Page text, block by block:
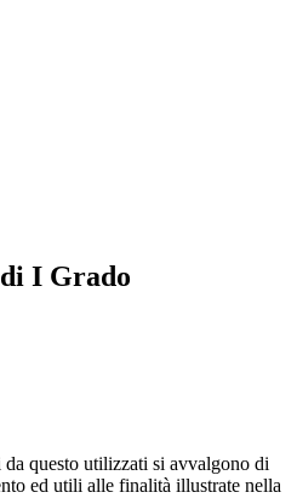
I Grado
questo utilizzati si avvalgono di
ed utili alle finalità illustrate nella